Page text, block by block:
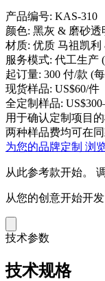
产品编号: KAS-310
颜色: 黑灰 & 磨砂
材质: 优质 马祖凯
服务模式: 代工生产
起订量: 300 付/款 (
现货样品: US$60/件
全定制样品:
用于确认定制项目
两种样品费均可在
为您的品牌定制 浏
从此参考款开始。
从您的创意开始开发
技术参数
技术规格